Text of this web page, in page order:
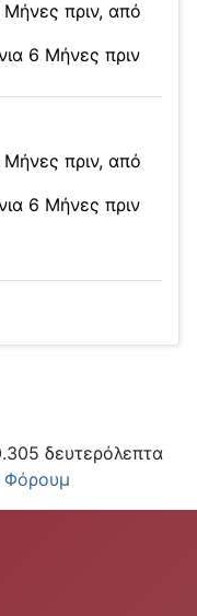
Μήνες πριν, από
6 Μήνες πριν
Μήνες πριν, από
6 Μήνες πριν
δευτερόλεπτα
Φόρουμ